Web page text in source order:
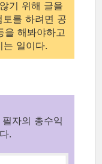
기 위해 글을
를 하려면 공
을 해봐야하고
는 일이다.
자의 총수익
.